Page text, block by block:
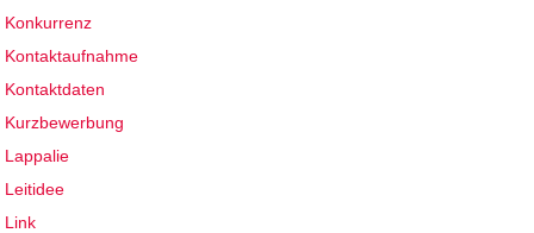
Konkurrenz
Kontaktaufnahme
Kontaktdaten
Kurzbewerbung
Lappalie
Leitidee
Link